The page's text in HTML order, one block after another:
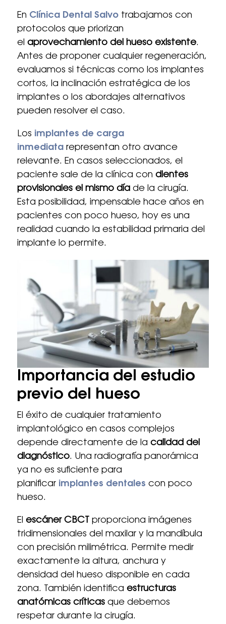
En Clínica Dental Salvotrabajamos con
protocolos que priorizan
el aprovechamiento del hueso existente.
Antes de proponer cualquier regeneración,
evaluamos si técnicas como los implantes
cortos, la inclinación estratégica de los
implantes o los abordajes alternativos
pueden resolver el caso.
Los implantes de carga
inmediatarepresentan otro avance
relevante. En casos seleccionados, el
paciente sale de la clínica con dientes
provisionales el mismo díade la cirugía.
Esta posibilidad, impensable hace años en
pacientes con poco hueso, hoy es una
realidad cuando la estabilidad primaria del
implante lo permite.
Importancia del estudio
previo del hueso
El éxito de cualquier tratamiento
implantológico en casos complejos
depende directamente de la calidad del
diagnóstico. Una radiografía panorámica
ya no es suficiente para
planificar implantes dentales con poco
hueso.
El escáner CBCT proporciona imágenes
tridimensionales del maxilar y la mandíbula
con precisión milimétrica. Permite medir
exactamente la altura, anchura y
densidad del hueso disponible en cada
zona. También identifica estructuras
anatómicas críticasque debemos
respetar durante la cirugía.